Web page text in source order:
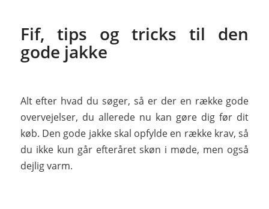
Fif, tips og tricks til den
gode jakke
Alt efter hvad du søger, så er der en række gode
overvejelser, du allerede nu kan gøre dig før dit
køb. Den gode jakke skal opfylde en række krav, så
du ikke kun går efteråret skøn i møde, men også
dejlig varm.